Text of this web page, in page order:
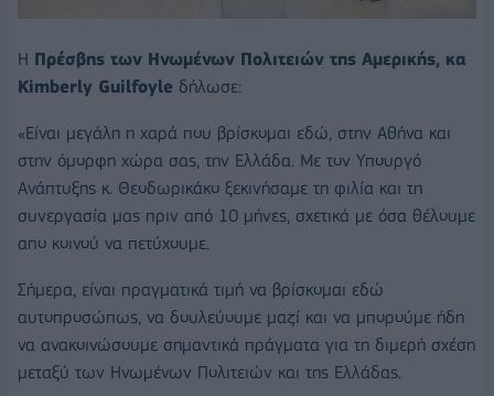
Η Πρέσβης των Ηνωμένων Πολιτειών της Αμερικής, κα
Kimberly Guilfoyle δήλωσε:
«Είναι μεγάλη η χαρά που βρίσκομαι εδώ, στην Αθήνα και
στην όμορφη χώρα σας, την Ελλάδα. Με τον Υπουργό
Ανάπτυξης κ. Θεοδωρικάκο ξεκινήσαμε τη φιλία και τη
συνεργασία μας πριν από 10 μήνες, σχετικά με όσα θέλουμε
απο κοινού να πετύχουμε.
Σήμερα, είναι πραγματικά τιμή να βρίσκομαι εδώ
αυτοπροσώπως, να δουλεύουμε μαζί και να μπορούμε ήδη
να ανακοινώσουμε σημαντικά πράγματα για τη διμερή σχέση
μεταξύ των Ηνωμένων Πολιτειών και της Ελλάδας.